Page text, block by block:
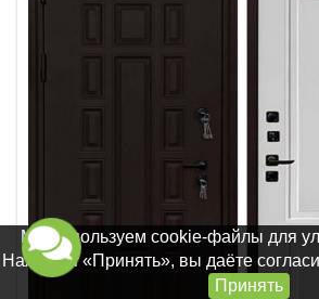
Мы используем cookie-файлы для
Нажимая «Принять», вы даёте
Принять